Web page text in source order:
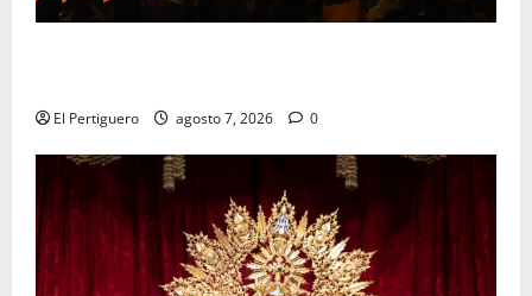
El Pertiguero agosto 7, 2026 0